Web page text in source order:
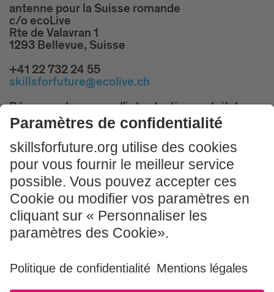
antenne pour la Suisse romande
c/o ecoLive
Rte de Valavran 1
1293 Bellevue, Suisse
+41 22 732 24 55
skillsforfuture@ecolive.ch
Réservez des cours d'introduction gratuits!
PARTICIPER MAINTENANT
Mentions légales & Conditions d'utilisation
CGV
Politique de confidentialité
Sitemap